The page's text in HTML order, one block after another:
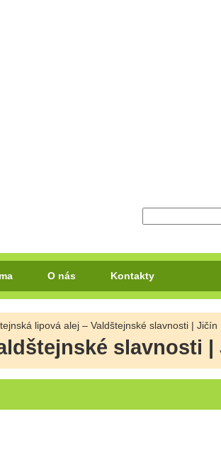
O nás Kontakty
lipová alej – Valdštejnské slavnosti | Jičín
slavnosti |